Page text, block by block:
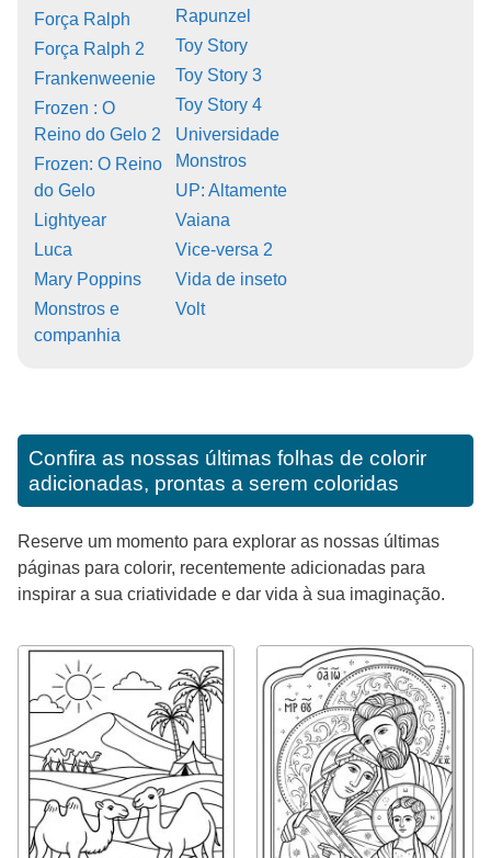
Força Ralph
Força Ralph 2
Frankenweenie
Frozen : O
Reino do Gelo 2
Frozen: O Reino
do Gelo
Lightyear
Luca
Mary Poppins
Monstros e
companhia
Rapunzel
Toy Story
Toy Story 3
Toy Story 4
Universidade
Monstros
UP: Altamente
Vaiana
Vice-versa 2
Vida de inseto
Volt
Confira as nossas últimas folhas de colorir
adicionadas, prontas a serem coloridas
Reserve um momento para explorar as nossas últimas
páginas para colorir, recentemente adicionadas para
inspirar a sua criatividade e dar vida à sua imaginação.